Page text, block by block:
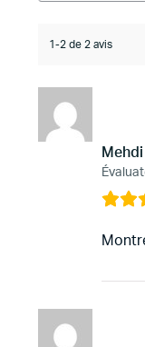
1-2 de 2 avis
Mehdi